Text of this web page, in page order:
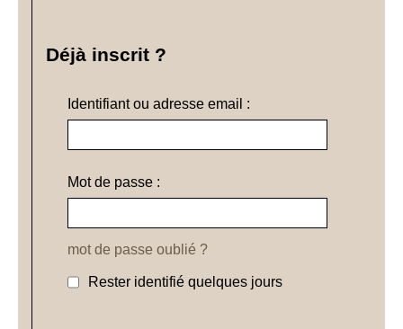
Déjà inscrit ?
Identifiant ou adresse email :
Mot de passe :
mot de passe oublié ?
Rester identifié quelques jours